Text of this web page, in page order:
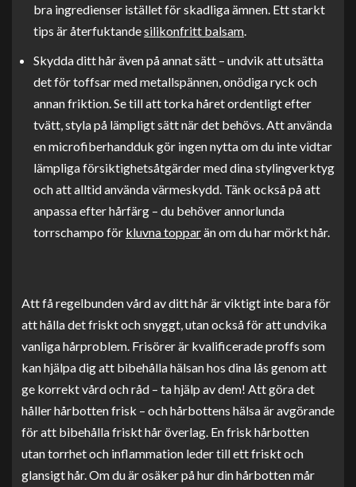
bra ingredienser istället för skadliga ämnen. Ett starkt
tips är återfuktandesilikonfritt balsam.
Skydda ditt hår även på annat sätt – undvik att utsätta
det för toffsar med metallspännen, onödiga ryck och
annan friktion. Se till att torka håret ordentligt efter
tvätt, styla på lämpligt sätt när det behövs. Att använda
en microfiberhandduk gör ingen nytta om du inte vidtar
lämpliga försiktighetsåtgärder med dina stylingverktyg
och att alltid använda värmeskydd. Tänk också på att
anpassa efter hårfärg – du behöver annorlunda
torrschampo för kluvna topparän om du har mörkt hår.
Att få regelbunden vård av ditt hår är viktigt inte bara för
att hålla det friskt och snyggt, utan också för att undvika
vanliga hårproblem. Frisörer är kvalificerade proffs som
kan hjälpa dig att bibehålla hälsan hos dina lås genom att
ge korrekt vård och råd – ta hjälp av dem! Att göra det
håller hårbotten frisk – och hårbottens hälsa är avgörande
för att bibehålla friskt hår överlag. En frisk hårbotten
utan torrhet och inflammation leder till ett friskt och
glansigt hår. Om du är osäker på hur din hårbotten mår